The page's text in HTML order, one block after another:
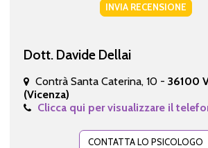
INVIA RECENSIONE
Dott. Davide Dellai
Contrà Santa Caterina, 10 - 36100
(Vicenza)
Clicca qui per visualizzare il
CONTATTA LO PSICOLOGO